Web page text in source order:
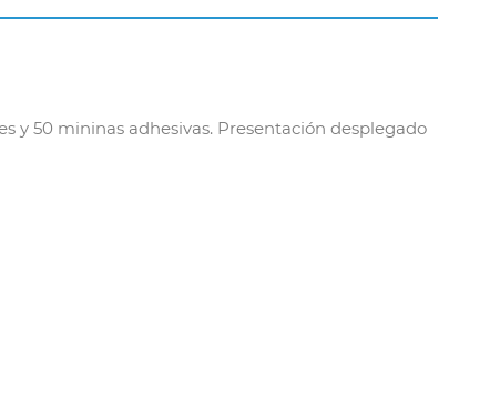
y 50 mininas adhesivas. Presentación desplegado